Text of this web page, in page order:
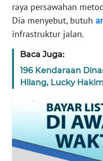
raya persawahan
Dia menyebut, butuh
infrastruktur jalan.
Baca Juga:
196 Kendaraan
Hilang, Lucky
WN
SUMUT
WN
JABAR